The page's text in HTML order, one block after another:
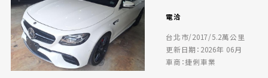
電洽
台北市/2017/5.2萬公里
更新日期：2026年 06月
車商：捷俐車業